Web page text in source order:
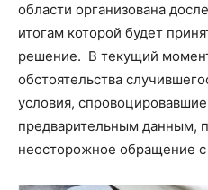
области организована
итогам которой будет
решение. В текущий
обстоятельства
условия,
предварительным данным,
неосторожное обращение